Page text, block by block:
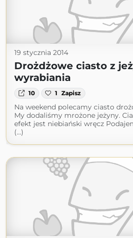
19 stycznia 2014
Drożdżowe ciasto z
wyrabiania
10 1 Zapisz
Na weekend polecamy ciasto
My dodaliśmy mrożone jeżyny.
efekt jest niebiański wręcz
(...)